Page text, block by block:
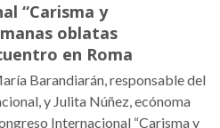
“Carisma y
oblatas
en Roma
Barandiarán, responsable del
y Julita Núñez, ecónoma
Internacional “Carisma y